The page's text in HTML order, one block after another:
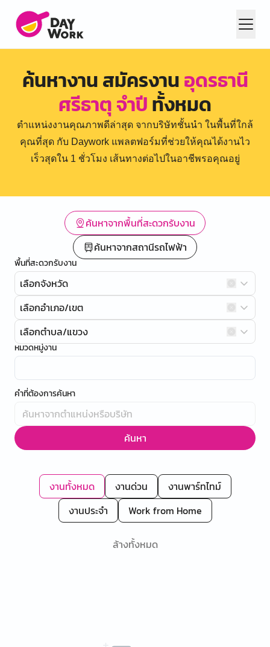
ค้นหางาน สมัครงานอุดรธานี
ศรีธาตุ จำปีทั้งหมด
ตำแหน่งงานคุณภาพดีล่าสุด จากบริษัทชั้นนำ ในพื้นที่ใกล้
คุณที่สุด กับ Daywork แพลตฟอร์มที่ช่วยให้คุณได้งานไว
เร็วสุดใน 1 ชั่วโมง เส้นทางต่อไปในอาชีพรอคุณอยู่
ค้นหาจากพื้นที่สะดวกรับงาน
ค้นหาจากสถานีรถไฟฟ้า
พื้นที่สะดวกรับงาน
เลือกจังหวัด
เลือกอำเภอ/เขต
เลือกตำบล/แขวง
หมวดหมู่งาน
คำที่ต้องการค้นหา
ค้นหา
งานทั้งหมด งานด่วน
งานพาร์ทไทม์
งานประจำ
Work from Home
ล้างทั้งหมด